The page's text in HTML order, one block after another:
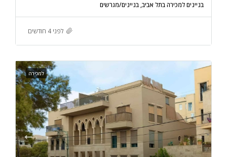
בניינים למכירה בתל אביב, בניינים/מגרשים
לפני 4 חודשים
למכירה